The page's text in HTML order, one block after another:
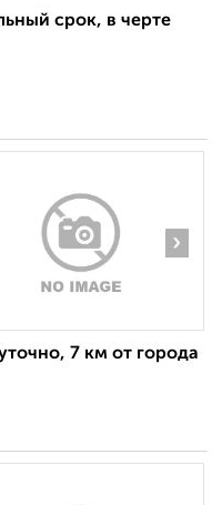
срок, в черте
›
7 км от города